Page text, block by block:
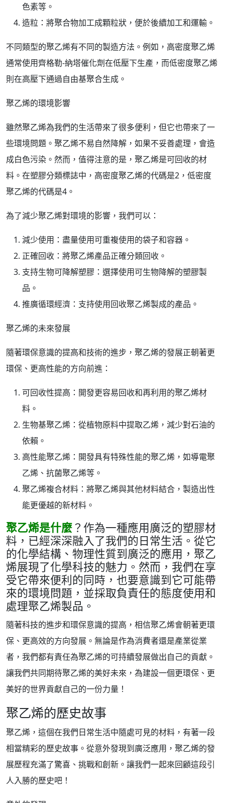
色素等。
造粒：將聚合物加工成顆粒狀，便於後續加工和運輸。
不同類型的聚乙烯有不同的製造方法。例如，高密度聚乙烯
通常使用齊格勒-納塔催化劑在低壓下生產，而低密度聚乙烯
則在高壓下通過自由基聚合生成。
聚乙烯的環境影響
雖然聚乙烯為我們的生活帶來了很多便利，但它也帶來了一
些環境問題。聚乙烯不易自然降解，如果不妥善處理，會造
成白色污染。然而，值得注意的是，聚乙烯是可回收的材
料。在塑膠分類標誌中，高密度聚乙烯的代碼是2，低密度
聚乙烯的代碼是4。
為了減少聚乙烯對環境的影響，我們可以：
減少使用：盡量使用可重複使用的袋子和容器。
正確回收：將聚乙烯產品正確分類回收。
支持生物可降解塑膠：選擇使用可生物降解的塑膠製
品。
推廣循環經濟：支持使用回收聚乙烯製成的產品。
聚乙烯的未來發展
隨著環保意識的提高和技術的進步，聚乙烯的發展正朝著更
環保、更高性能的方向前進：
可回收性提高：開發更容易回收和再利用的聚乙烯材
料。
生物基聚乙烯：從植物原料中提取乙烯，減少對石油的
依賴。
高性能聚乙烯：開發具有特殊性能的聚乙烯，如導電聚
乙烯、抗菌聚乙烯等。
聚乙烯複合材料：將聚乙烯與其他材料結合，製造出性
能更優越的新材料。
聚乙烯是什麼？作為一種應用廣泛的塑膠材
料，已經深深融入了我們的日常生活。從它
的化學結構、物理性質到廣泛的應用，聚乙
烯展現了化學科技的魅力。然而，我們在享
受它帶來便利的同時，也要意識到它可能帶
來的環境問題，並採取負責任的態度使用和
處理聚乙烯製品。
隨著科技的進步和環保意識的提高，相信聚乙烯會朝著更環
保、更高效的方向發展。無論是作為消費者還是產業從業
者，我們都有責任為聚乙烯的可持續發展做出自己的貢獻。
讓我們共同期待聚乙烯的美好未來，為建設一個更環保、更
美好的世界貢獻自己的一份力量！
聚乙烯的歷史故事
聚乙烯，這個在我們日常生活中隨處可見的材料，有著一段
相當精彩的歷史故事。從意外發現到廣泛應用，聚乙烯的發
展歷程充滿了驚喜、挑戰和創新。讓我們一起來回顧這段引
人入勝的歷史吧！